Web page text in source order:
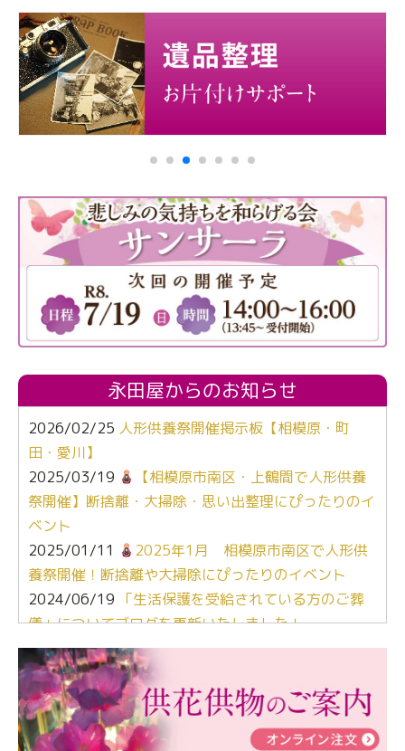
永田屋からのお知らせ
2026/02/25 人形供養祭開催掲示板【相模原・町
田・愛川】
2025/03/19
【相模原市南区・上鶴間で人形供養
祭開催】断捨離・大掃除・思い出整理にぴったりのイ
ベント
2025/01/11
2025年1月 相模原市南区で人形供
養祭開催！断捨離や大掃除にぴったりのイベント
2024/06/19 「生活保護を受給されている方のご葬
儀」についてブログを更新いたしました！
2024/03/06【終活なるほど教室】「マンガで学
ぶ！はじめてのお葬式」小さな家族葬ハウス®町田成
瀬 ご参加ありがとうございました！
2024/01/19令和6年能登半島地震災害の寄付のご報
告